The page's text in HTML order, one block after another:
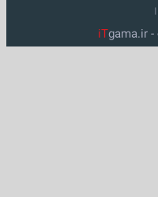
iTgama.ir